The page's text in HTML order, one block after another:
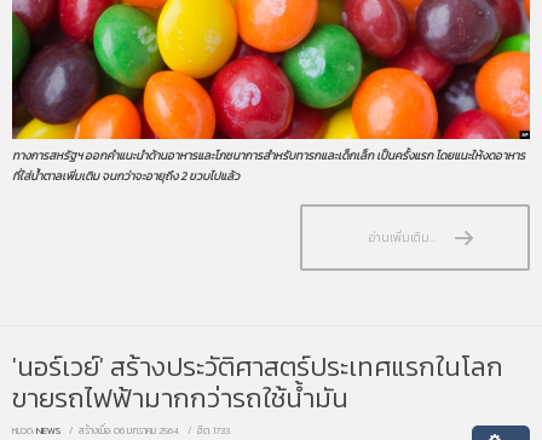
ทางการสหรัฐฯ ออกคำแนะนำด้านอาหารและโภชนาการสำหรับทารกและเด็กเล็ก เป็นครั้งแรก โดยแนะให้งดอาหาร
ที่ใส่น้ำตาลเพิ่มเติม จนกว่าจะอายุถึง 2 ขวบไปแล้ว
อ่านเพิ่มเติม...
'นอร์เวย์' สร้างประวัติศาสตร์ประเทศแรกในโลก
ขายรถไฟฟ้ามากกว่ารถใช้น้ำมัน
หมวด:NEWS สร้างเมื่อ: 06 มกราคม 2564 ฮิต: 1733